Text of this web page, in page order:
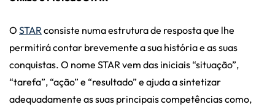
O STAR consiste numa estrutura de resposta que lhe
permitirá contar brevemente a sua história e as suas
conquistas. O nome STAR vem das iniciais “situação”,
“tarefa”, “ação” e “resultado” e ajuda a sintetizar
adequadamente as suas principais competências como,